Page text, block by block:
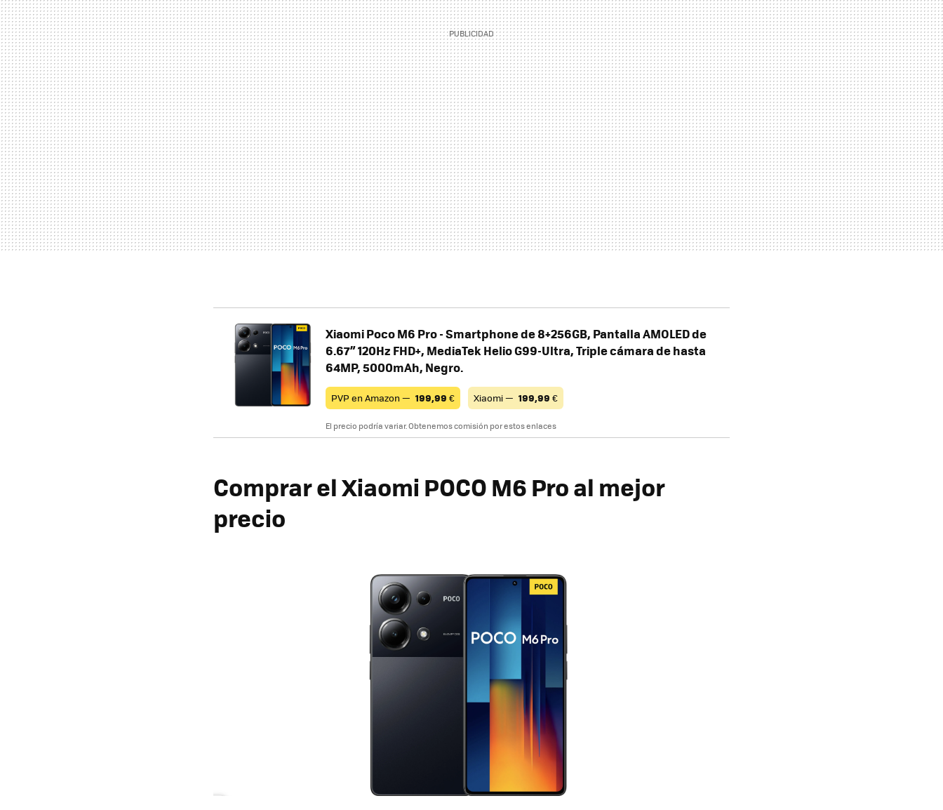
Xiaomi Poco M6 Pro - Smartphone de 8+256GB, Pantalla AMOLED de
6.67” 120Hz FHD+, MediaTek Helio G99-Ultra, Triple cámara de hasta
64MP, 5000mAh, Negro.
PVP en Amazon — 199,99 € Xiaomi — 199,99 €
El precio podría variar. Obtenemos comisión por estos enlaces
Comprar el Xiaomi POCO M6 Pro al mejor
precio